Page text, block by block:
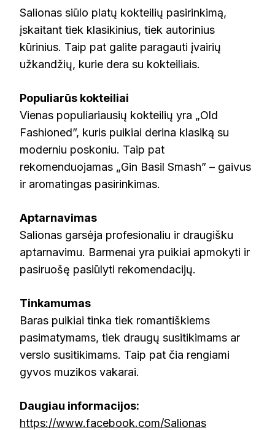
Salionas siūlo platų kokteilių pasirinkimą,
įskaitant tiek klasikinius, tiek autorinius
kūrinius. Taip pat galite paragauti įvairių
užkandžių, kurie dera su kokteiliais.
Populiarūs kokteiliai
Vienas populiariausių kokteilių yra „Old
Fashioned”, kuris puikiai derina klasiką su
moderniu poskoniu. Taip pat
rekomenduojamas „Gin Basil Smash” – gaivus
ir aromatingas pasirinkimas.
Aptarnavimas
Salionas garsėja profesionaliu ir draugišku
aptarnavimu. Barmenai yra puikiai apmokyti ir
pasiruošę pasiūlyti rekomendacijų.
Tinkamumas
Baras puikiai tinka tiek romantiškiems
pasimatymams, tiek draugų susitikimams ar
verslo susitikimams. Taip pat čia rengiami
gyvos muzikos vakarai.
Daugiau informacijos:
https://www.facebook.com/Salionas